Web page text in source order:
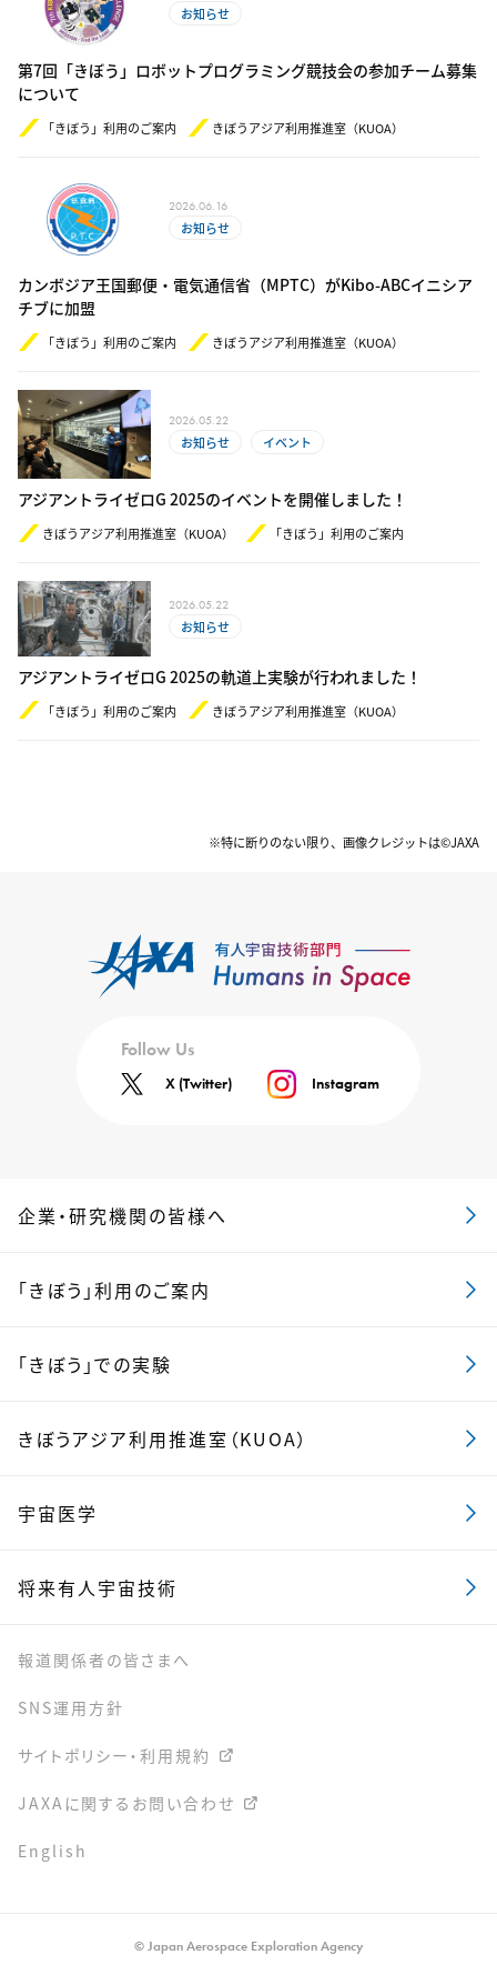
お知らせ
第7回「きぼう」ロボットプログラミング競技会の参加チーム募集
について
「きぼう」利用のご案内 きぼうアジア利用推進室（KUOA）
2026.06.16
お知らせ
カンボジア王国郵便・電気通信省（MPTC）がKibo-ABCイニシア
チブに加盟
「きぼう」利用のご案内 きぼうアジア利用推進室（KUOA）
2026.05.22
お知らせ イベント
アジアントライゼロG 2025のイベントを開催しました！
きぼうアジア利用推進室（KUOA） 「きぼう」利用のご案内
2026.05.22
お知らせ
アジアントライゼロG 2025の軌道上実験が行われました！
「きぼう」利用のご案内 きぼうアジア利用推進室（KUOA）
※特に断りのない限り、画像クレジットは©JAXA
Follow Us
X (Twitter) Instagram
企業・研究機関の皆様へ
「きぼう」利用のご案内
「きぼう」での実験
きぼうアジア利用推進室（KUOA）
宇宙医学
将来有人宇宙技術
報道関係者の皆さまへ
SNS運用方針
サイトポリシー・利用規約
JAXAに関するお問い合わせ
English
© Japan Aerospace Exploration Agency